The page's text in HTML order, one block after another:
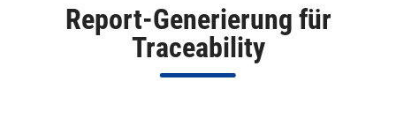
Report-Generierung für
Traceability